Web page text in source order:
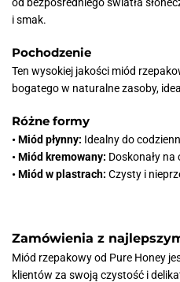
od bezpośredniego światła
i smak.
Pochodzenie
Ten wysokiej jakości miód
bogatego w naturalne zasoby,
Różne formy
• Miód płynny: Idealny do
• Miód kremowany: Doskonały na
• Miód w plastrach: Czysty i
Zamówienia z
Miód rzepakowy od Pure Honey
klientów za swoją czystość i